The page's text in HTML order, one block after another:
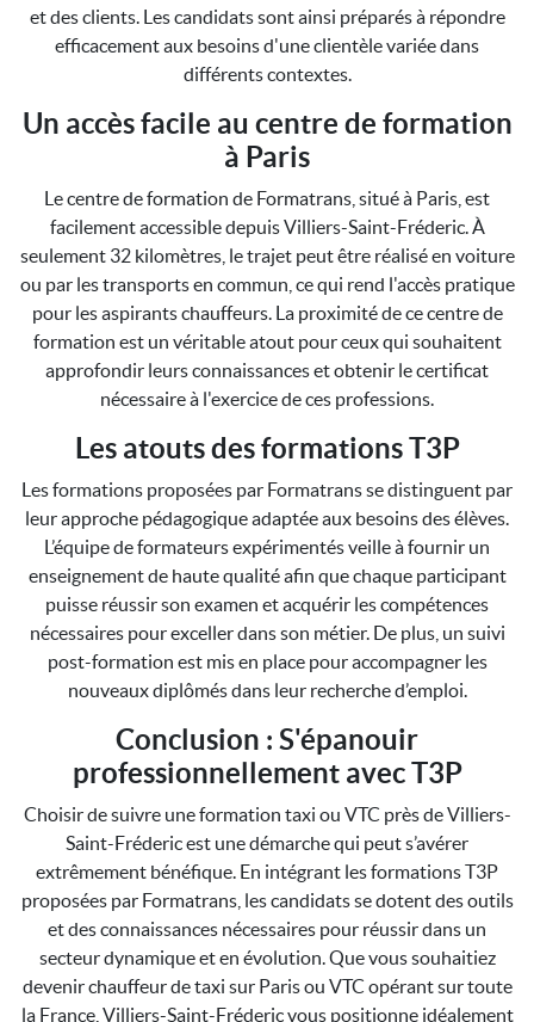
et des clients. Les candidats sont ainsi préparés à répondre
efficacement aux besoins d'une clientèle variée dans
différents contextes.
Un accès facile au centre de formation
à Paris
Le centre de formation de Formatrans, situé à Paris, est
facilement accessible depuis Villiers-Saint-Fréderic. À
seulement 32 kilomètres, le trajet peut être réalisé en voiture
ou par les transports en commun, ce qui rend l'accès pratique
pour les aspirants chauffeurs. La proximité de ce centre de
formation est un véritable atout pour ceux qui souhaitent
approfondir leurs connaissances et obtenir le certificat
nécessaire à l'exercice de ces professions.
Les atouts des formations T3P
Les formations proposées par Formatrans se distinguent par
leur approche pédagogique adaptée aux besoins des élèves.
L’équipe de formateurs expérimentés veille à fournir un
enseignement de haute qualité afin que chaque participant
puisse réussir son examen et acquérir les compétences
nécessaires pour exceller dans son métier. De plus, un suivi
post-formation est mis en place pour accompagner les
nouveaux diplômés dans leur recherche d’emploi.
Conclusion : S'épanouir
professionnellement avec T3P
Choisir de suivre une formation taxi ou VTC près de Villiers-
Saint-Fréderic est une démarche qui peut s’avérer
extrêmement bénéfique. En intégrant les formations T3P
proposées par Formatrans, les candidats se dotent des outils
et des connaissances nécessaires pour réussir dans un
secteur dynamique et en évolution. Que vous souhaitiez
devenir chauffeur de taxi sur Paris ou VTC opérant sur toute
la France, Villiers-Saint-Fréderic vous positionne idéalement